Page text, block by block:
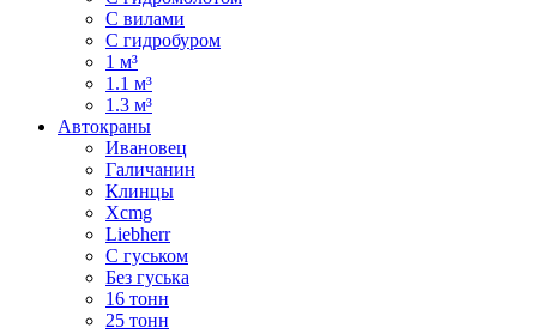
С вилами
С гидробуром
1 м³
1.1 м³
1.3 м³
Автокраны
Ивановец
Галичанин
Клинцы
Xcmg
Liebherr
С гуськом
Без гуська
16 тонн
25 тонн